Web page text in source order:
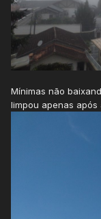
Mínimas não
limpou apenas após